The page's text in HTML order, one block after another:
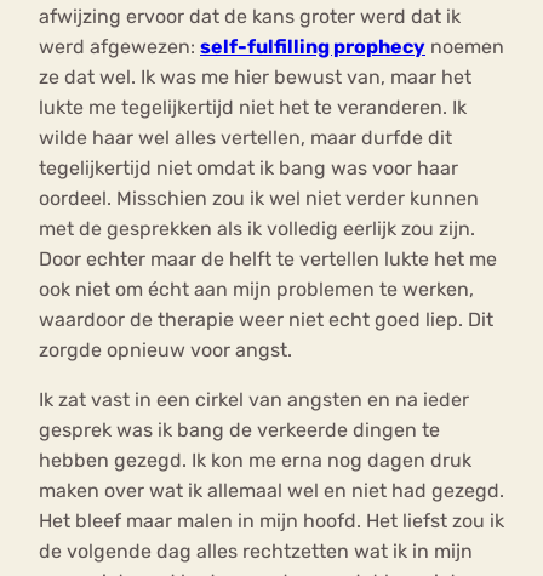
afwijzing ervoor dat de kans groter werd dat ik
werd afgewezen: self-fulfilling prophecy noemen
ze dat wel. Ik was me hier bewust van, maar het
lukte me tegelijkertijd niet het te veranderen. Ik
wilde haar wel alles vertellen, maar durfde dit
tegelijkertijd niet omdat ik bang was voor haar
oordeel. Misschien zou ik wel niet verder kunnen
met de gesprekken als ik volledig eerlijk zou zijn.
Door echter maar de helft te vertellen lukte het me
ook niet om écht aan mijn problemen te werken,
waardoor de therapie weer niet echt goed liep. Dit
zorgde opnieuw voor angst.
Ik zat vast in een cirkel van angsten en na ieder
gesprek was ik bang de verkeerde dingen te
hebben gezegd. Ik kon me erna nog dagen druk
maken over wat ik allemaal wel en niet had gezegd.
Het bleef maar malen in mijn hoofd. Het liefst zou ik
de volgende dag alles rechtzetten wat ik in mijn